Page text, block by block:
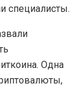
специалисты.
Одна